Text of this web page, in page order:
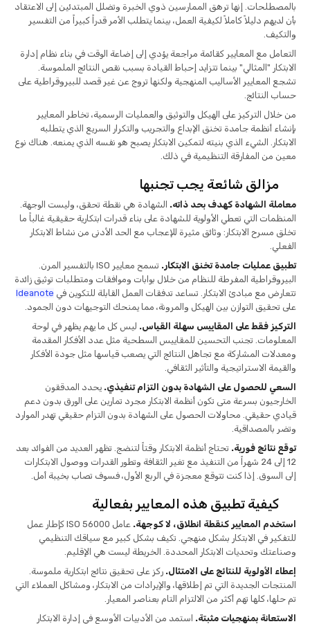
بالمصطلحات. إنها ترهق الممارسين ذوي الخبرة وتضلل المبتدئين إلى الاعتقاد
بأن لديهم دليلاً كاملاً لكيفية العمل، بينما يتطلب الأمر قدراً كبيراً من التفسير
والتكيف.
التعامل مع المعايير كقائمة مراجعة يؤدي إلى إضاعة الوقت في بناء نظام إدارة
الابتكار "المثالي" بينما تتزايد إحباط القيادة بسبب نقص النتائج الملموسة.
تشجع المعايير الأساليب المنهجية ولكنها تروج عن غير قصد للبيروقراطية على
حساب النتائج.
من خلال التركيز على الهيكل والتوثيق والعمليات الرسمية، تخاطر المعايير
بإنشاء أنظمة جامدة تخنق الإبداع والتجريب والتكرار السريع الذي يتطلبه
الابتكار. الشيء الذي بنيته لتمكين الابتكار يصبح هو نفسه الذي يمنعه. هناك نوع
معين من المفارقة التنظيمية في ذلك.
مزالق شائعة يجب تجنبها
معاملة الشهادة كهدف بحد ذاته. الشهادة هي نقطة تحقق، وليست الوجهة.
المنظمات التي تعطي الأولوية للشهادة على بناء قدرات ابتكارية حقيقية غالباً ما
تخلق مسرح الابتكار: وثائق مثيرة للإعجاب مع الحد الأدنى من نشاط الابتكار
الفعلي.
تطبيق عمليات جامدة تخنق الابتكار.
تسمح معايير ISO بالتفسير المرن.
البيروقراطية المفرطة للنظام من خلال بوابات وموافقات ومتطلبات توثيق زائدة
تتعارض مع مبادئ الابتكار. تساعد تدفقات العمل القابلة للتكوين في Ideanote
على تحقيق التوازن بين الهيكل والمرونة، مما يمنحك التوجيهات دون الجمود.
التركيز فقط على المقاييس سهلة القياس. ليس كل ما يهم يظهر في لوحة
المعلومات. تجنب التحسين للمقاييس السطحية مثل عدد الأفكار المقدمة
ومعدلات المشاركة مع تجاهل النتائج التي يصعب قياسها مثل جودة الأفكار
والقيمة الاستراتيجية والتأثير الثقافي.
السعي للحصول على الشهادة بدون التزام تنفيذي. يحدد المدققون
الخارجيون بسرعة متى تكون أنظمة الابتكار مجرد تمارين على الورق بدون دعم
قيادي حقيقي. محاولات الحصول على الشهادة بدون التزام حقيقي تهدر الموارد
وتضر بالمصداقية.
توقع نتائج فورية. تحتاج أنظمة الابتكار وقتاً لتنضج. تظهر العديد من الفوائد بعد
12 إلى 24 شهراً من التنفيذ مع تغير الثقافة وتطور القدرات ووصول الابتكارات
إلى السوق. إذا كنت تتوقع معجزة في الربع الأول، فسوف تصاب بخيبة أمل.
كيفية تطبيق هذه المعايير بفعالية
استخدم المعايير كنقطة انطلاق، لا كوجهة.
عامل ISO 56000 كإطار عمل
للتفكير في الابتكار بشكل منهجي. تكيف بشكل كبير مع سياقك التنظيمي
وصناعتك وتحديات الابتكار المحددة. الخريطة ليست هي الإقليم.
إعطاء الأولوية للنتائج على الامتثال. ركز على تحقيق نتائج ابتكارية ملموسة.
المنتجات الجديدة التي تم إطلاقها، والإيرادات من الابتكار، ومشاكل العملاء التي
تم حلها، كلها تهم أكثر من الالتزام التام بعناصر المعيار.
الاستعانة بمنهجيات مثبتة. استمد من الأدبيات الأوسع في إدارة الابتكار